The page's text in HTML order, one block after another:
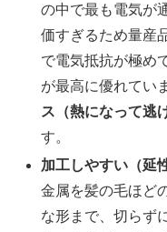
の中で最も電気が
価すぎるため量産
で電気抵抗が極め
が最高に優れてい
ス（熱になって逃
す。
加工しやすい（延
金属を髪の毛ほど
な形まで、切らず